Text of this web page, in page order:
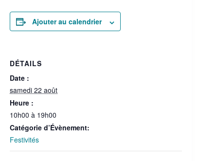
Ajouter au calendrier
DÉTAILS
Date :
samedi 22 août
Heure :
10h00 à 19h00
Catégorie d’Évènement:
Festivités